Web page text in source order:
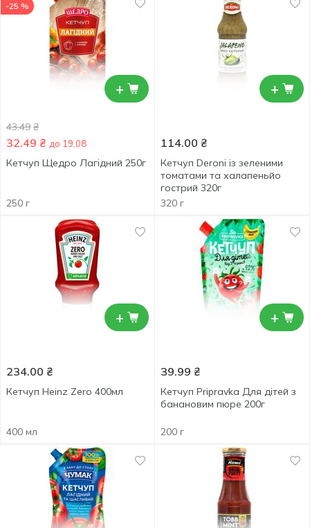
+
-25 %
43.49 ₴
32.49 ₴ до 19.08
Кетчуп Щедро Лагідний 250г
250 г
+
114.00 ₴
Кетчуп Deroni із зеленими
томатами та халапеньйо
гострий 320г
320 г
+
234.00 ₴
Кетчуп Heinz Zero 400мл
400 мл
+
39.99 ₴
Кетчуп Pripravka Для дітей з
банановим пюре 200г
200 г